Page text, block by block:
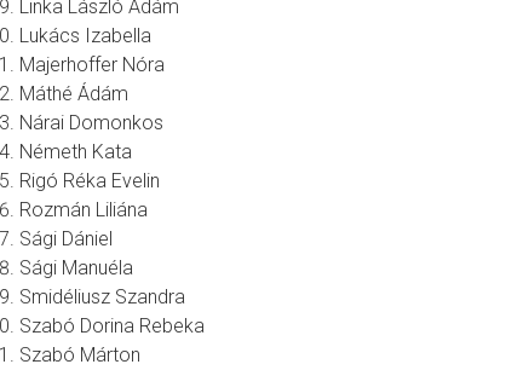
Linka László Ádám
Lukács Izabella
Majerhoffer Nóra
Máthé Ádám
Nárai Domonkos
Németh Kata
Rigó Réka Evelin
Rozmán Liliána
Sági Dániel
Sági Manuéla
Smidéliusz Szandra
Szabó Dorina Rebeka
Szabó Márton